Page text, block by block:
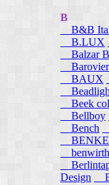
B
B&B
B.LUX
Balzar
BAUX
Beek
Bellboy
Bench
Design